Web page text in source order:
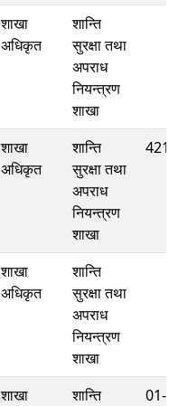
शाखा
अधिकृत
शान्ति
सुरक्षा तथा
अपराध
नियन्त्रण
शाखा
शाखा
अधिकृत
शान्ति
सुरक्षा तथा
अपराध
नियन्त्रण
शाखा
शाखा
अधिकृत
शान्ति
सुरक्षा तथा
अपराध
नियन्त्रण
शाखा
शाखा
शान्ति
01-